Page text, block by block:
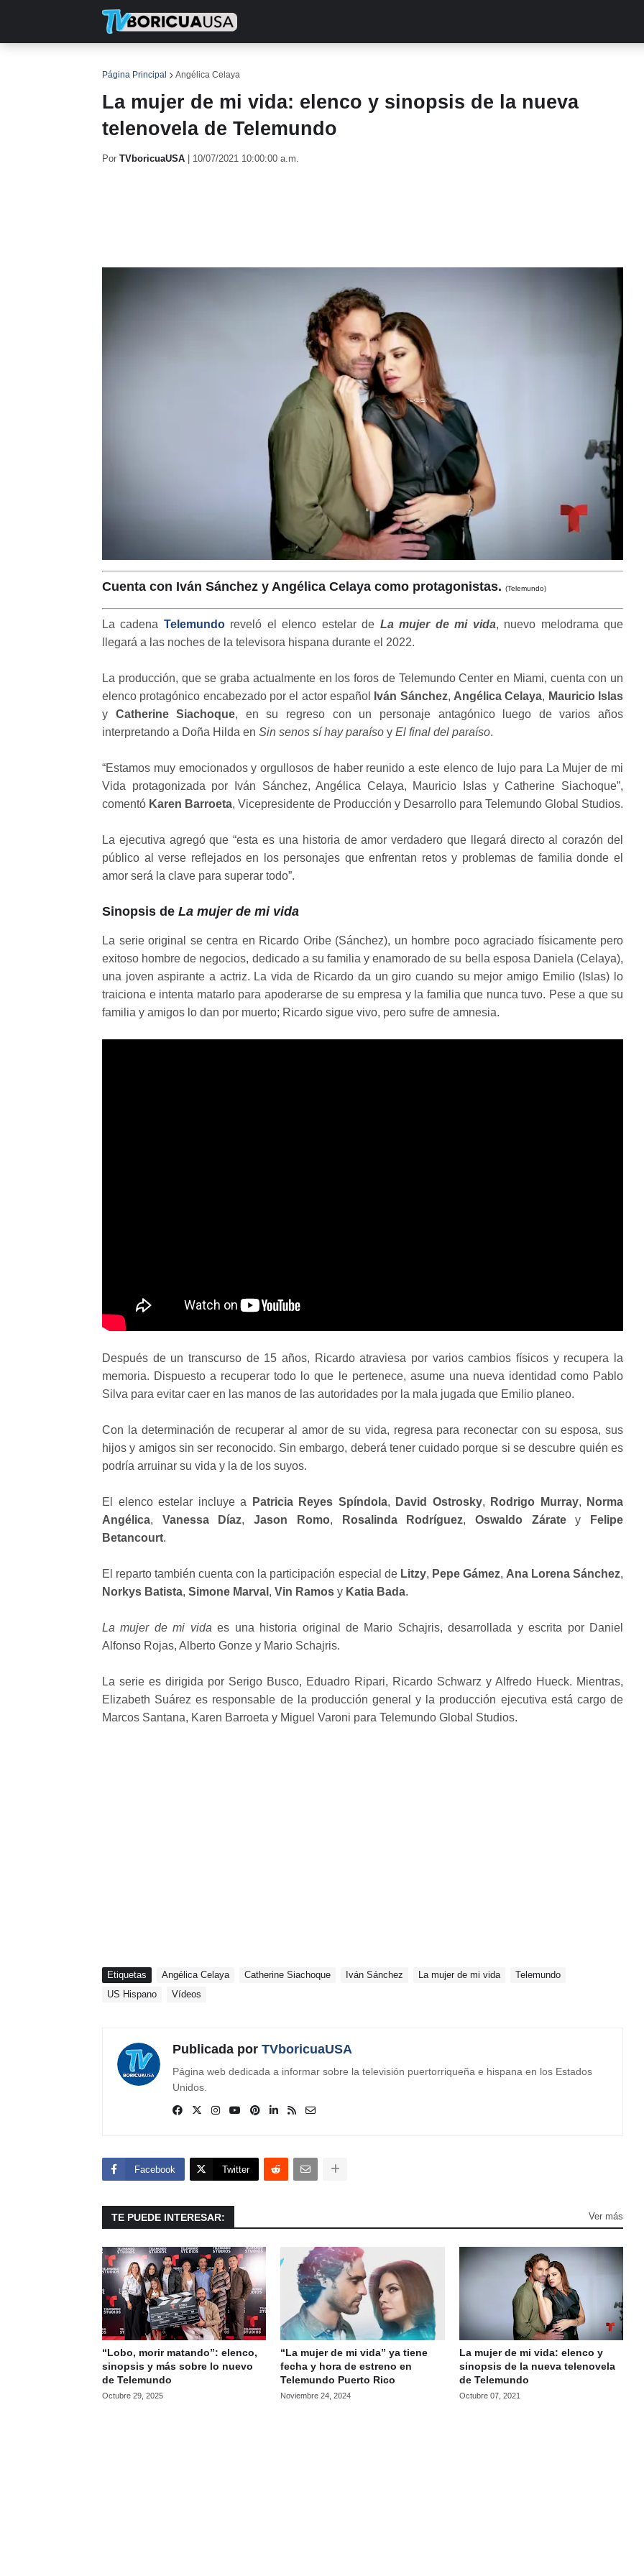
Página Principal Angélica Celaya
La mujer de mi vida: elenco y sinopsis de la nueva
telenovela de Telemundo
Por TVboricuaUSA 10/07/2021 10:00:00 a.m.
Cuenta con Iván Sánchez y Angélica Celaya como protagonistas. (Telemundo)
La cadena Telemundoreveló el elenco estelar de La mujer de mi vida, nuevo melodrama que
llegará a las noches de la televisora hispana durante el 2022.
La producción, que se graba actualmente en los foros de Telemundo Center en Miami, cuenta con un
elenco protagónico encabezado por el actor español
Iván Sánchez, Angélica Celaya, Mauricio Islas
y Catherine Siachoque, en su regreso con un personaje antagónico luego de varios años
interpretando a Doña Hilda en Sin senos sí hay paraíso y El final del paraíso.
“Estamos muy emocionados y orgullosos de haber reunido a este elenco de lujo para La Mujer de mi
Vida protagonizada por Iván Sánchez, Angélica Celaya, Mauricio Islas y Catherine Siachoque”,
comentó Karen Barroeta, Vicepresidente de Producción y Desarrollo para Telemundo Global Studios.
La ejecutiva agregó que “esta es una historia de amor verdadero que llegará directo al corazón del
público al verse reflejados en los personajes que enfrentan retos y problemas de familia donde el
amor será la clave para superar todo”.
Sinopsis de La mujer de mi vida
La serie original se centra en Ricardo Oribe (Sánchez), un hombre poco agraciado físicamente pero
exitoso hombre de negocios, dedicado a su familia y enamorado de su bella esposa Daniela (Celaya),
una joven aspirante a actriz. La vida de Ricardo da un giro cuando su mejor amigo Emilio (Islas) lo
traiciona e intenta matarlo para apoderarse de su empresa y la familia que nunca tuvo. Pese a que su
familia y amigos lo dan por muerto; Ricardo sigue vivo, pero sufre de amnesia.
Después de un transcurso de 15 años, Ricardo atraviesa por varios cambios físicos y recupera la
memoria. Dispuesto a recuperar todo lo que le pertenece, asume una nueva identidad como Pablo
Silva para evitar caer en las manos de las autoridades por la mala jugada que Emilio planeo.
Con la determinación de recuperar al amor de su vida, regresa para reconectar con su esposa, sus
hijos y amigos sin ser reconocido. Sin embargo, deberá tener cuidado porque si se descubre quién es
podría arruinar su vida y la de los suyos.
El elenco estelar incluye a Patricia Reyes Spíndola, David Ostrosky, Rodrigo Murray,
Norma
Angélica, Vanessa Díaz, Jason Romo, Rosalinda Rodríguez, Oswaldo Záratey
Felipe
Betancourt.
El reparto también cuenta con la participación especial de Litzy, Pepe Gámez, Ana Lorena Sánchez,
Norkys Batista, Simone Marval , Vin Ramos y Katia Bada.
La mujer de mi vida es una historia original de Mario Schajris, desarrollada y escrita por Daniel
Alfonso Rojas, Alberto Gonze y Mario Schajris.
La serie es dirigida por Serigo Busco, Eduadro Ripari, Ricardo Schwarz y Alfredo Hueck. Mientras,
Elizabeth Suárez es responsable de la producción general y la producción ejecutiva está cargo de
Marcos Santana, Karen Barroeta y Miguel Varoni para Telemundo Global Studios.
Etiquetas Angélica Celaya Catherine Siachoque Iván Sánchez La mujer de mi vida
Telemundo
US Hispano
Vídeos
Publicada por TVboricuaUSA
Página web dedicada a informar sobre la televisión puertorriqueña e hispana en los Estados
Unidos.
Facebook Twitter
TE PUEDE INTERESAR: Ver más
“Lobo, morir matando”: elenco,
sinopsis y más sobre lo nuevo
de Telemundo
Octubre 29, 2025
“La mujer de mi vida” ya tiene
fecha y hora de estreno en
Telemundo Puerto Rico
Noviembre 24, 2024
La mujer de mi vida: elenco y
sinopsis de la nueva telenovela
de Telemundo
Octubre 07, 2021